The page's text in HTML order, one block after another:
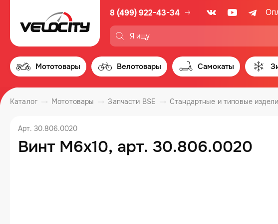
8 (499) 922-43-34
Мототовары Велотовары Самокаты
Каталог Мототовары Запчасти BSE Стандартные и типовые
Арт. 30.806.0020
Винт M6x10, арт. 30.806.0020